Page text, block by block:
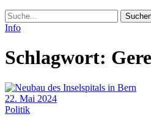
Suche
Info
Schlagwort:
22. Mai 2024
Politik